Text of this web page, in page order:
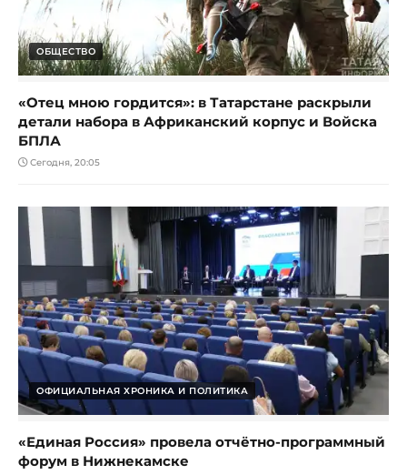
ОБЩЕСТВО
«Отец мною гордится»: в Татарстане раскрыли
детали набора в Африканский корпус и Войска
БПЛА
Сегодня, 20:05
ОФИЦИАЛЬНАЯ ХРОНИКА И ПОЛИТИКА
«Единая Россия» провела отчётно-программный
форум в Нижнекамске